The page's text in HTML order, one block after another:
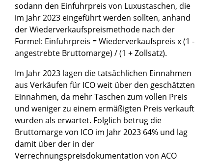
sodann den Einfuhrpreis von Luxustaschen, die
im Jahr 2023 eingeführt werden sollten, anhand
der Wiederverkaufspreismethode nach der
Formel: Einfuhrpreis = Wiederverkaufspreis x (1 -
angestrebte Bruttomarge) / (1 + Zollsatz).
Im Jahr 2023 lagen die tatsächlichen Einnahmen
aus Verkäufen für ICO weit über den geschätzten
Einnahmen, da mehr Taschen zum vollen Preis
und weniger zu einem ermäßigten Preis verkauft
wurden als erwartet. Folglich betrug die
Bruttomarge von ICO im Jahr 2023 64% und lag
damit über der in der
Verrechnungspreisdokumentation von ACO